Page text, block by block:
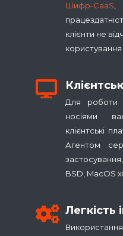
Шифр-CaaS,
клієнти не
Для роботи
носіями
клієнтські
Агентом
BSD, MacOS
Легкість